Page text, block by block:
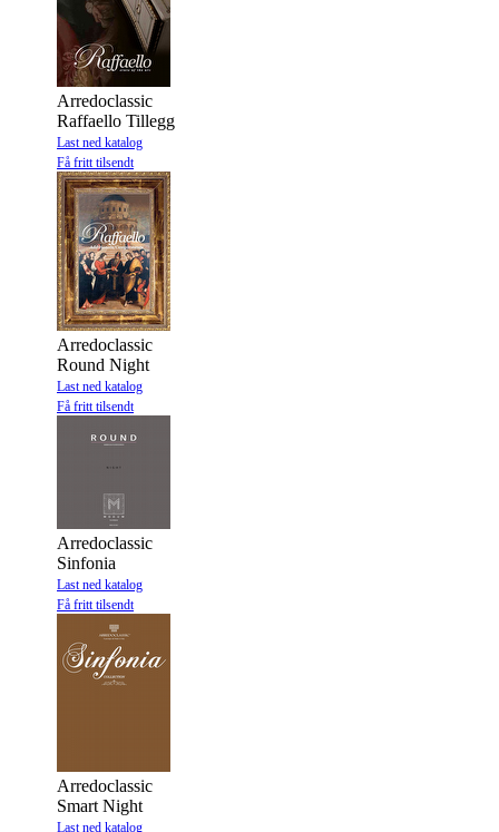
Arredoclassic
Raffaello Tillegg
Last ned katalog
Få fritt tilsendt
Arredoclassic
Round Night
Last ned katalog
Få fritt tilsendt
Arredoclassic
Sinfonia
Last ned katalog
Få fritt tilsendt
Arredoclassic
Smart Night
Last ned katalog